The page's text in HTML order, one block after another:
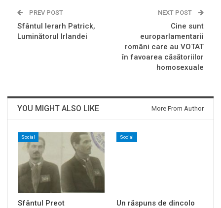
PREV POST
Sfântul Ierarh Patrick,
Luminătorul Irlandei
NEXT POST
Cine sunt
europarlamentarii
români care au VOTAT
în favoarea căsătoriilor
homosexuale
YOU MIGHT ALSO LIKE More From Author
Social
Sfântul Preot
Social
Un răspuns de dincolo